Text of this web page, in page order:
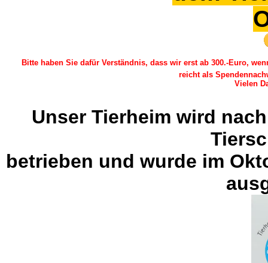
Bitte haben Sie dafür Verständnis, dass wir erst ab 300.-Euro,
reicht als
Vielen
Unser Tierheim wird nach
betrieben und wurde im Okt